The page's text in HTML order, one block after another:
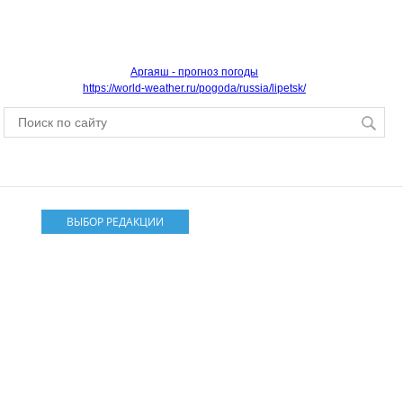
Аргаяш - прогноз погоды
https://world-weather.ru/pogoda/russia/lipetsk/
ВЫБОР РЕДАКЦИИ